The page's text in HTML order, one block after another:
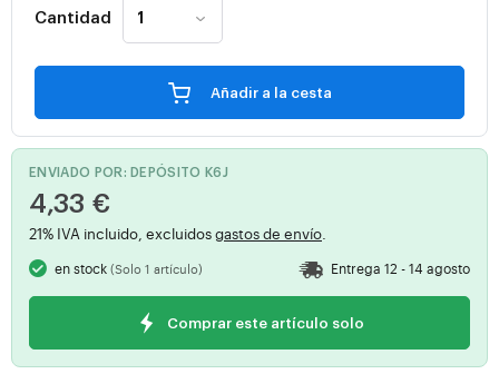
Cantidad
Añadir a la cesta
ENVIADO POR: DEPÓSITO K6J
4,33 €
21% IVA incluido, excluidosgastos de envío
en stock(Solo 1 artículo) Entrega 12 - 14 agosto
Comprar este artículo solo